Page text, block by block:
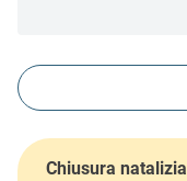
Chiusura natalizia